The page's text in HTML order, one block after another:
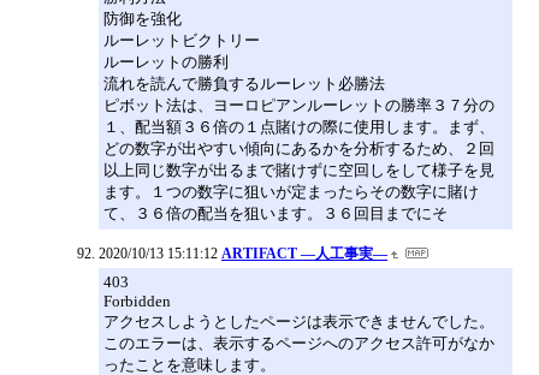
防御を強化
ルーレットビクトリー
ルーレットの勝利
流れを読んで勝負するルーレット必勝法
ピボット法は、ヨーロピアンルーレットの勝率３７分の
１、配当額３６倍の１点賭けの際に使用します。まず、
どの数字が出やすい傾向にあるかを分析するため、２回
以上同じ数字が出るまで賭けずに空回しをして様子を見
ます。１つの数字に狙いが定まったらその数字に賭け
て、３６倍の配当を狙います。３６回目までにそ
2020/10/13 15:11:12 ARTIFACT ―人工事実―
403
Forbidden
アクセスしようとしたページは表示できませんでした。
このエラーは、表示するページへのアクセス許可がなか
ったことを意味します。